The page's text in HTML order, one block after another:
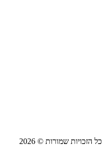
כל הזכויות שמורות © 2026